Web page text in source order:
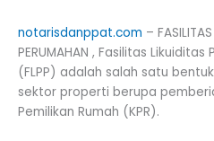
notarisdanppat.com –
PERUMAHAN , Fasilitas
(FLPP) adalah salah satu
sektor properti berupa
Pemilikan Rumah (KPR).